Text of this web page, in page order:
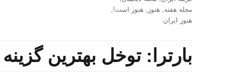
مجله هفته, هنوز , هنوز است!,
هنوز ایران
بارترا: توخل بهترین